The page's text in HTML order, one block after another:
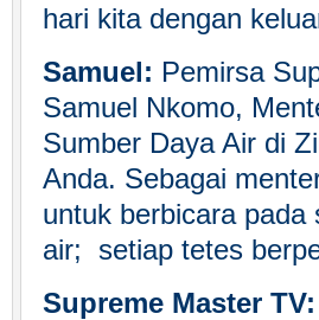
hari kita dengan
Samuel: Pemirsa
Samuel Nkomo,
Sumber Daya Air di
Anda. Sebagai
untuk berbicara pada
air; setiap tetes
Supreme Master TV: